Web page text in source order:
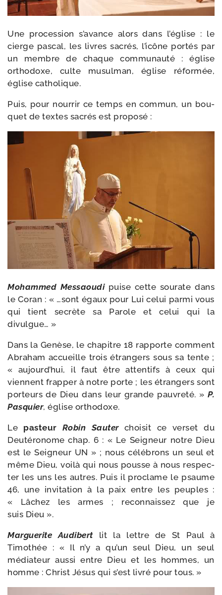
Une pro­ces­sion s’avance alors dans l’église : le
cierge pas­cal, les livres sacrés, l’icône por­tés par
un membre de chaque com­mu­nau­té : église
ortho­doxe, culte musul­man, église réfor­mée,
église catholique.
Puis, pour nour­rir ce temps en com­mun, un bou­
quet de textes sacrés est proposé :
Mohammed Messaoudipuise cette sou­rate dans
le Coran : « …sont égaux pour Lui celui par­mi vous
qui tient secrète sa Parole et celui qui la
divulgue… »
Dans la Genèse, le cha­pitre 18 rap­porte com­ment
Abraham accueille trois étran­gers sous sa tente ;
« aujourd’hui, il faut être atten­tifs à ceux qui
viennent frap­per à notre porte ; les étran­gers sont
por­teurs de Dieu dans leur grande pau­vre­té. » P.
Pasquier, église orthodoxe.
Le pas­teur Robin Sauter choi­sit ce ver­set du
Deutéronome chap. 6 : « Le Seigneur notre Dieu
est le Seigneur UN » ; nous célé­brons un seul et
même Dieu, voi­là qui nous pousse à nous res­pec­
ter les uns les autres. Puis il pro­clame le psaume
46, une invi­ta­tion à la paix entre les peuples :
« Lâchez les armes ; recon­nais­sez que je
suis Dieu ».
Marguerite Audibert lit la lettre de St Paul à
Timothée : « Il n’y a qu’un seul Dieu, un seul
média­teur aus­si entre Dieu et les hommes, un
homme : Christ Jésus qui s’est livré pour tous. »